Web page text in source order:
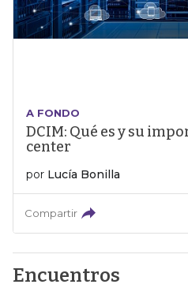
A FONDO
DCIM: Qué es y su
center
por Lucía Bonilla
Compartir
Encuentros